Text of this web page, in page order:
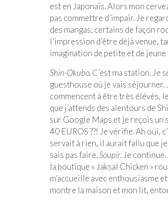
est en Japonais. Alors mon
pas commettre d’impair. Je
des mangas, certains de façon
l’impression d’être déjà venue,
imagination de petite et de
Shin-Okubo. C’est ma station. Je
guesthouse où je vais séjourner.
commencent à être très élévés,
que j’attends des alentours de
sur Google Maps et je reçois un
40 EUROS ??! Je vérifie. Ah oui,
servait à rien, il aurait fallu que
sais pas faire.Soupir. Je
la boutique « Jaksal Chicken »
m’accueille avec enthousiasme
montre la maison et mon lit,